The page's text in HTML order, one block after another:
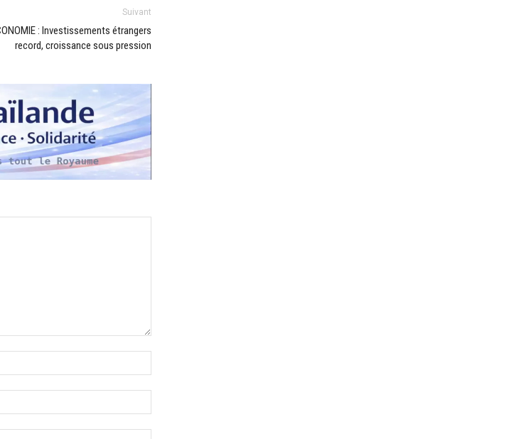
Suivant
: Investissements étrangers
record, croissance sous pression